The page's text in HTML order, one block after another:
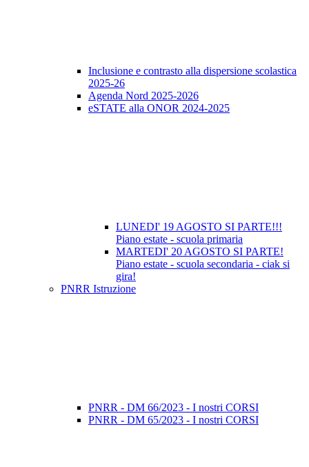
Inclusione e contrasto alla dispersione scolastica
2025-26
Agenda Nord 2025-2026
eSTATE alla ONOR 2024-2025
LUNEDI' 19 AGOSTO SI PARTE!!!
Piano estate - scuola primaria
MARTEDI' 20 AGOSTO SI PARTE!
Piano estate - scuola secondaria - ciak si
gira!
PNRR Istruzione
PNRR - DM 66/2023 - I nostri CORSI
PNRR - DM 65/2023 - I nostri CORSI